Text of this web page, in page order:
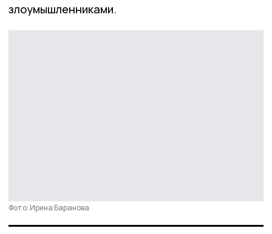
злоумышленниками.
Фото: Ирина Баранова